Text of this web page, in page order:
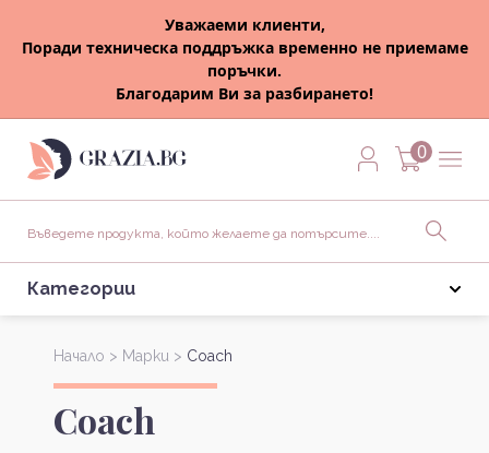
Уважаеми клиенти,
Поради техническа поддръжка временно не приемаме
поръчки.
Благодарим Ви за разбирането!
0
Категории
Начало > Марки > Coach
Coach